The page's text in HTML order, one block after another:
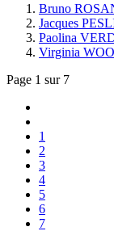
Bruno
Jacques
Paolina
Virginia
Page 1 sur 7
1
2
3
4
5
6
7